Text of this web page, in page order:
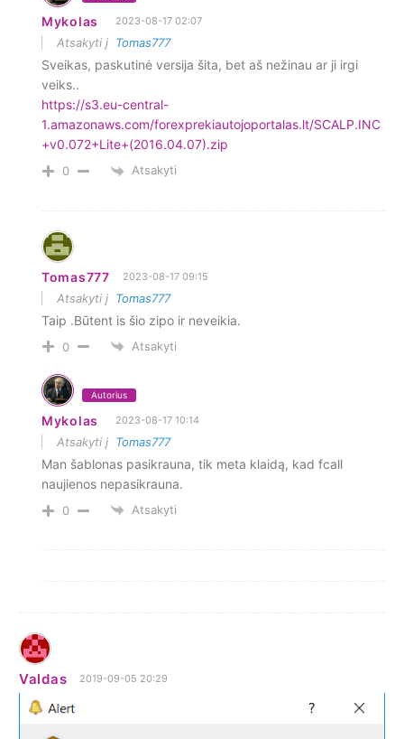
Mykolas 2023-08-17 02:07
Atsakyti į Tomas777
Sveikas, paskutinė versija šita, bet aš nežinau ar ji irgi
veiks..
https://s3.eu-central-
1.amazonaws.com/forexprekiautojoportalas.lt/SCALP.INC
+v0.072+Lite+(2016.04.07).zip
0 Atsakyti
Tomas777 2023-08-17 09:15
Atsakyti į Tomas777
Taip .Būtent is šio zipo ir neveikia.
0 Atsakyti
Autorius
Mykolas 2023-08-17 10:14
Atsakyti į Tomas777
Man šablonas pasikrauna, tik meta klaidą, kad fcall
naujienos nepasikrauna.
0 Atsakyti
Valdas 2019-09-05 20:29